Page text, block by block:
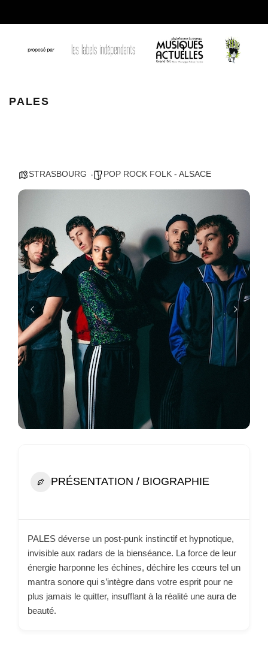
PALES
STRASBOURG POP ROCK FOLK - ALSACE
PRÉSENTATION / BIOGRAPHIE
PALES déverse un post-punk instinctif et hypnotique,
invisible aux radars de la bienséance. La force de leur
énergie harponne les échines, déchire les cœurs tel un
mantra sonore qui s’intègre dans votre esprit pour ne
plus jamais le quitter, insufflant à la réalité une aura de
beauté.